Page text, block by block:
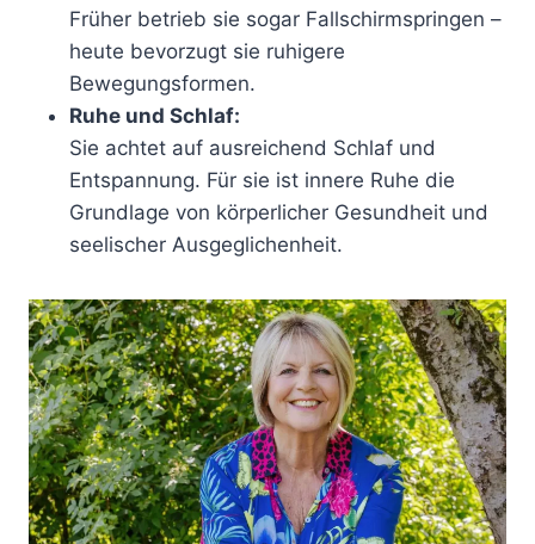
Früher betrieb sie sogar Fallschirmspringen –
heute bevorzugt sie ruhigere
Bewegungsformen.
Ruhe und Schlaf:
Sie achtet auf ausreichend Schlaf und
Entspannung. Für sie ist innere Ruhe die
Grundlage von körperlicher Gesundheit und
seelischer Ausgeglichenheit.